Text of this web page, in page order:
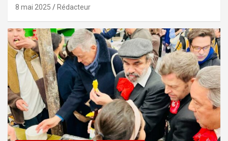
8 mai 2025 Rédacteur